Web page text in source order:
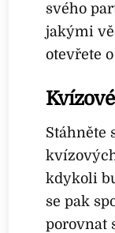
svého
jakými
otevřete
Stáhněte
kdykoli
se pak
porovnat